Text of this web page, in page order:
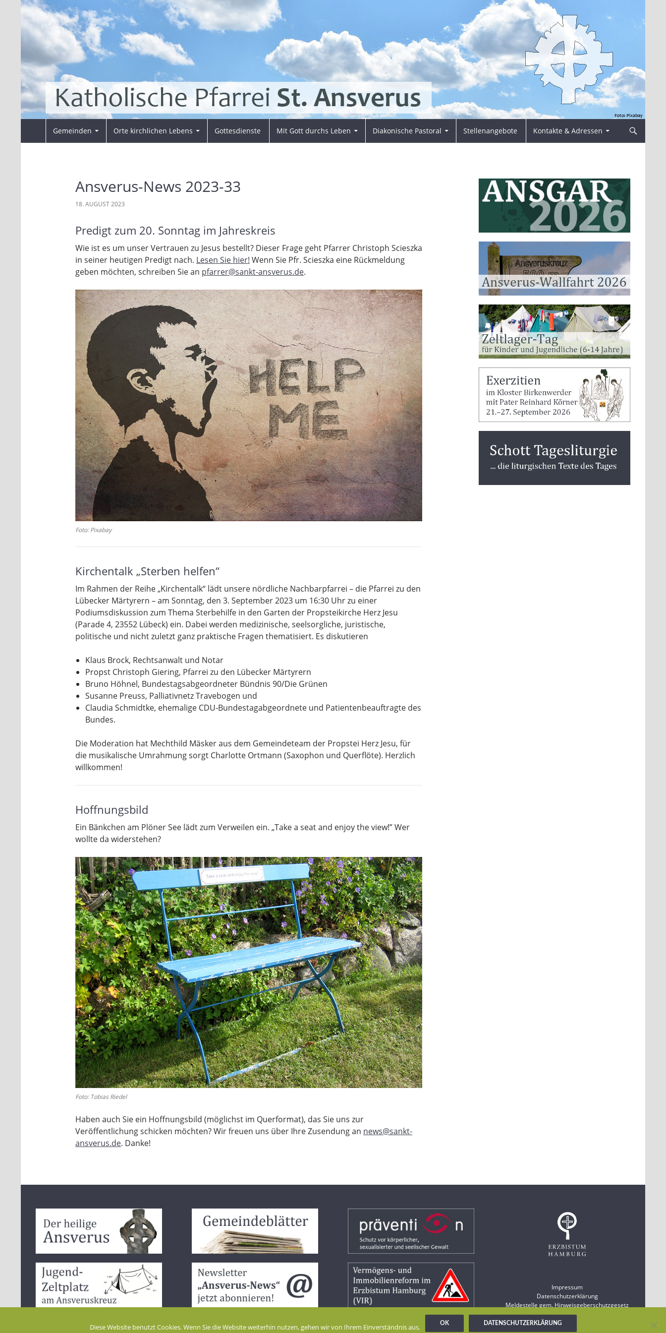
springen
Pfarrei Sankt Ansverus
Gemeinden Orte kirchlichen Lebens Gottesdienste Mit Gott durchs Leben Diakonische Pastoral Stellenangebote Kontakte & Adressen
Ansverus-News 2023-33
18. AUGUST 2023
Predigt zum 20. Sonntag im Jahreskreis
Wie ist es um unser Vertrauen zu Jesus bestellt? Dieser Frage geht Pfarrer Christoph Scieszka
in seiner heutigen Predigt nach. Lesen Sie hier! Wenn Sie Pfr. Scieszka eine Rückmeldung
geben möchten, schreiben Sie an pfarrer@sankt-ansverus.de.
Foto: Pixabay
Kirchentalk „Sterben helfen“
Im Rahmen der Reihe „Kirchentalk“ lädt unsere nördliche Nachbarpfarrei – die Pfarrei zu den
Lübecker Märtyrern – am Sonntag, den 3. September 2023 um 16:30 Uhr zu einer
Podiumsdiskussion zum Thema Sterbehilfe in den Garten der Propsteikirche Herz Jesu
(Parade 4, 23552 Lübeck) ein. Dabei werden medizinische, seelsorgliche, juristische,
politische und nicht zuletzt ganz praktische Fragen thematisiert. Es diskutieren
Klaus Brock, Rechtsanwalt und Notar
Propst Christoph Giering, Pfarrei zu den Lübecker Märtyrern
Bruno Höhnel, Bundestagsabgeordneter Bündnis 90/Die Grünen
Susanne Preuss, Palliativnetz Travebogen und
Claudia Schmidtke, ehemalige CDU-Bundestagabgeordnete und Patientenbeauftragte des
Bundes.
Die Moderation hat Mechthild Mäsker aus dem Gemeindeteam der Propstei Herz Jesu, für
die musikalische Umrahmung sorgt Charlotte Ortmann (Saxophon und Querflöte). Herzlich
willkommen!
Hoffnungsbild
Ein Bänkchen am Plöner See lädt zum Verweilen ein. „Take a seat and enjoy the view!” Wer
wollte da widerstehen?
Foto: Tobias Riedel
Haben auch Sie ein Hoffnungsbild (möglichst im Querformat), das Sie uns zur
Veröffentlichung schicken möchten? Wir freuen uns über Ihre Zusendung an news@sankt-
ansverus.de. Danke!
Impressum
Datenschutzerklärung
Meldestelle gem. Hinweisgeberschutzgesetz
Diese Website benutzt Cookies. Wenn Sie die Website weiterhin nutzen, gehen wir von Ihrem Einverständnis aus. OK DATENSCHUTZERKLÄRUNG